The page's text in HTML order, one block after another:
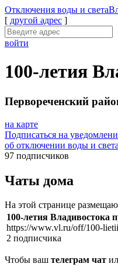
Отключения воды и света
[ другой адрес ]
войти
100-летия
Первореченский
на карте
Подписаться на
об отключении воды и света
97 подписчиков
Чаты дома
На этой странице
100-летия Владивостока
https://www.vl.ru/off/100-
2 подписчика
Чтобы ваш телеграм чат